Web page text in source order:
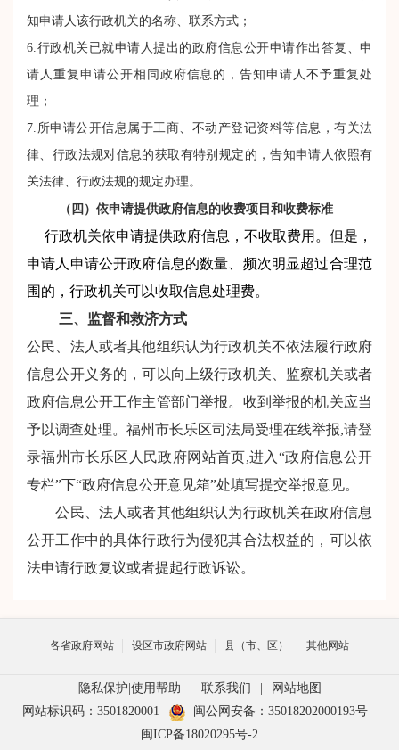
知申请人该行政机关的名称、联系方式；
6.行政机关已就申请人提出的政府信息公开申请作出答复、申
请人重复申请公开相同政府信息的，告知申请人不予重复处
理；
7.所申请公开信息属于工商、不动产登记资料等信息，有关法
律、行政法规对信息的获取有特别规定的，告知申请人依照有
关法律、行政法规的规定办理。
（四） 依申请提供政府信息的收费项目和收费标准
行政机关依申请提供政府信息，不收取费用。但是，
申请人申请公开政府信息的数量、频次明显超过合理范
围的，行政机关可以收取信息处理费。
三、监督和救济方式
公民、法人或者其他组织认为行政机关不依法履行政府
信息公开义务的，可以向上级行政机关、监察机关或者
政府信息公开工作主管部门举报。收到举报的机关应当
予以调查处理。福州市长乐区司法局受理在线举报,请登
录福州市长乐区人民政府网站首页,进入“政府信息公开
专栏”下“政府信息公开意见箱”处填写提交举报意见。
公民、法人或者其他组织认为行政机关在政府信息
公开工作中的具体行政行为侵犯其合法权益的，可以依
法申请行政复议或者提起行政诉讼。
各省政府网站 设区市政府网站 县（市、区） 其他网站
隐私保护 使用帮助 联系我们
网站地图
网站标识码：3501820001
闽公网安备：35018202000193号
闽ICP备18020295号-2